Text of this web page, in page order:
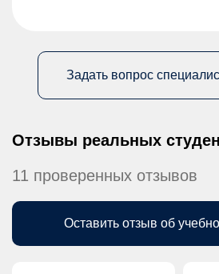
Задать вопрос
Отзывы реальных
11 проверенных отзывов
Оставить отзыв об